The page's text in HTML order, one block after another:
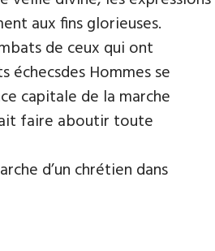
aux fins glorieuses.
de ceux qui ont
échecsdes Hommes se
capitale de la marche
faire aboutir toute
d’un chrétien dans